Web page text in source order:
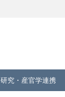
研究・産官学連携